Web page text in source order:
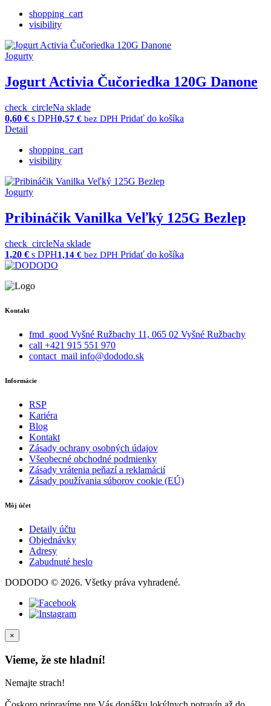
shopping_cart
visibility
Jogurty
Jogurt Activia Čučoriedka 120G Danone
check_circleNa sklade
0,60 € s DPH0,57 € bez DPH Pridať do košíka
Detail
shopping_cart
visibility
Jogurty
Pribináčik Vanilka Veľký 125G Bezlep
check_circleNa sklade
1,20 € s DPH1,14 € bez DPH Pridať do košíka
Kontakt
fmd_good Vyšné Ružbachy 11, 065 02 Vyšné Ružbachy
call +421 915 551 970
contact_mail info@dododo.sk
Informácie
RSP
Kariéra
Blog
Kontakt
Zásady ochrany osobných údajov
Všeobecné obchodné podmienky
Zásady vrátenia peňazí a reklamácií
Zásady používania súborov cookie (EÚ)
Môj účet
Detaily účtu
Objednávky
Adresy
Zabudnuté heslo
DODODO © 2026. Všetky práva vyhradené.
×
Vieme, že ste hladní!
Nemajte strach!